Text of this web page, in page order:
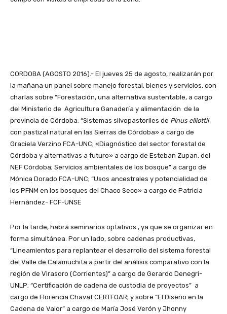
CORDOBA (AGOSTO 2016).- El jueves 25 de agosto, realizarán por
la mañana un panel sobre manejo forestal, bienes y servicios, con
charlas sobre “Forestación, una alternativa sustentable, a cargo
del Ministerio de Agricultura Ganadería y alimentación de la
provincia de Córdoba; “Sistemas silvopastoriles de Pinus elliottii
con pastizal natural en las Sierras de Córdoba» a cargo de
Graciela Verzino FCA-UNC; «Diagnóstico del sector forestal de
Córdoba y alternativas a futuro» a cargo de Esteban Zupan, del
NEF Córdoba; Servicios ambientales de los bosque” a cargo de
Mónica Dorado FCA-UNC; “Usos ancestrales y potencialidad de
los PFNM en los bosques del Chaco Seco» a cargo de Patricia
Hernández- FCF-UNSE
Por la tarde, habrá seminarios optativos , ya que se organizar en
forma simultánea. Por un lado, sobre cadenas productivas,
“Lineamientos para replantear el desarrollo del sistema forestal
del Valle de Calamuchita a partir del análisis comparativo con la
región de Virasoro (Corrientes)” a cargo de Gerardo Denegri-
UNLP; “Certificación de cadena de custodia de proyectos” a
cargo de Florencia Chavat CERTFOAR; y sobre “El Diseño en la
Cadena de Valor” a cargo de María José Verón y Jhonny